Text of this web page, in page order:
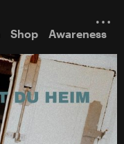
Shop Awareness